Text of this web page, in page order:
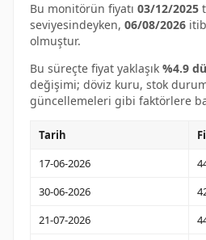
Bu monitörün fiyatı 03/12/2025
seviyesindeyken, 06/08/2026
olmuştur.
Bu süreçte fiyat yaklaşık %4.9
değişimi; döviz kuru, stok
güncellemeleri gibi faktörlere
Tarih
17-06-2026
30-06-2026
21-07-2026